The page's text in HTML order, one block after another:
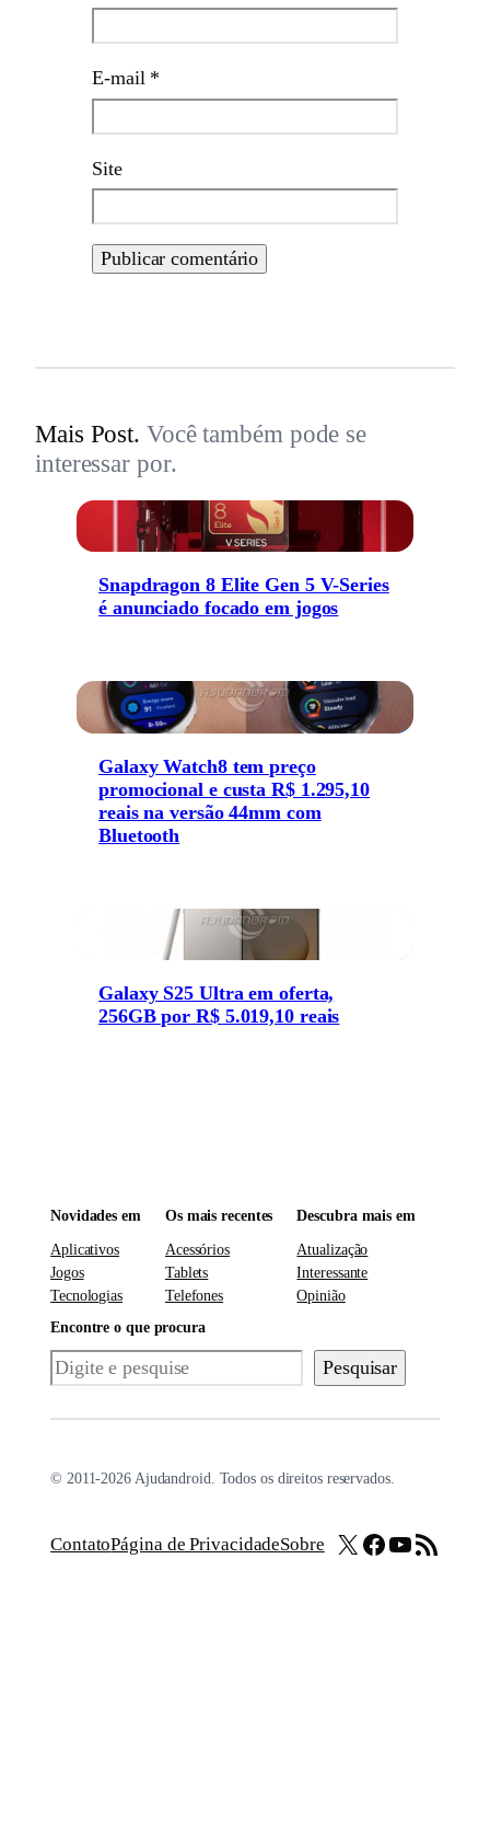
E-mail *
Site
Mais Post. Você também pode se
interessar por.
Snapdragon 8 Elite Gen 5 V-Series
é anunciado focado em jogos
Galaxy Watch8 tem preço
promocional e custa R$ 1.295,10
reais na versão 44mm com
Bluetooth
Galaxy S25 Ultra em oferta,
256GB por R$ 5.019,10 reais
Novidades em
Aplicativos
Jogos
Tecnologias
Os mais recentes
Acessórios
Tablets
Telefones
Descubra mais em
Atualização
Interessante
Opinião
Encontre o que procura
Pesquisar Pesquisar
© 2011-2026 Ajudandroid. Todos os direitos reservados.
ContatoPágina de PrivacidadeSobre X Facebook
Youtube
Feed RSS